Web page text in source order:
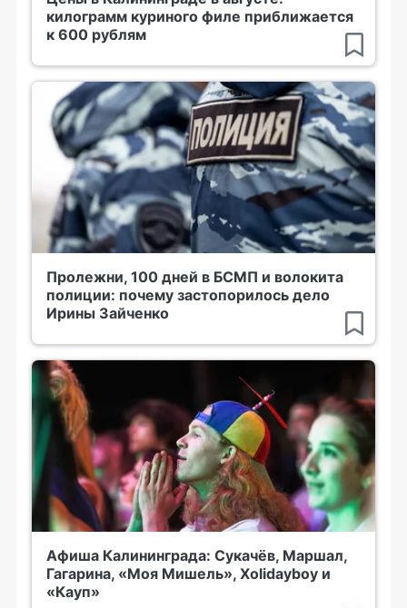
килограмм куриного филе приближается
к 600 рублям
Пролежни, 100 дней в БСМП и волокита
полиции: почему застопорилось дело
Ирины Зайченко
Афиша Калининграда: Сукачёв, Маршал,
Гагарина, «Моя Мишель», Xolidayboy и
«Кауп»